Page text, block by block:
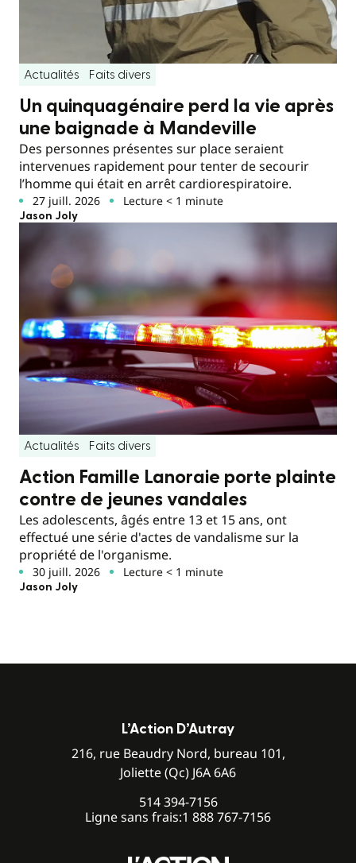
Actualités Faits divers
Un quinquagénaire perd la vie après
une baignade à Mandeville
Des personnes présentes sur place seraient
intervenues rapidement pour tenter de secourir
l’homme qui était en arrêt cardiorespiratoire.
27 juill. 2026 Lecture < 1 minute
Jason Joly
Actualités Faits divers
Action Famille Lanoraie porte plainte
contre de jeunes vandales
Les adolescents, âgés entre 13 et 15 ans, ont
effectué une série d'actes de vandalisme sur la
propriété de l'organisme.
30 juill. 2026 Lecture < 1 minute
Jason Joly
L’Action D’Autray
216, rue Beaudry Nord, bureau 101,
Joliette (Qc) J6A 6A6
514 394-7156
Ligne sans frais:1 888 767-7156